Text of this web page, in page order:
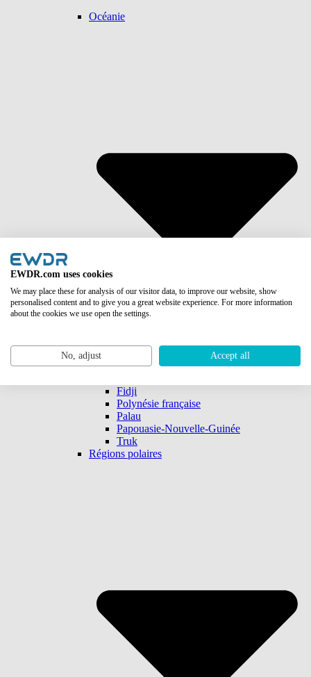
Océanie
Fidji
Polynésie française
Palau
Papouasie-Nouvelle-Guinée
Truk
Régions polaires
EWDR.com uses cookies
We may place these for analysis of our visitor data, to improve our website, show
personalised content and to give you a great website experience. For more information
about the cookies we use open the settings.
No, adjust Accept all